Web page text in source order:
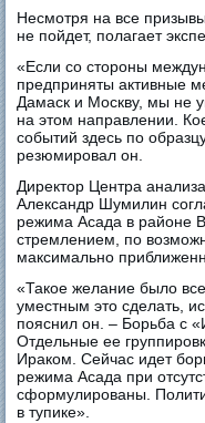
Несмотря на все
не пойдет, полагает
«Если со стороны
предприняты активные
Дамаск и Москву, мы не
на этом направлении.
событий здесь по
резюмировал он.
Директор Центра
Александр Шумилин
режима Асада в районе
стремлением, по
максимально
«Такое желание было
уместным это сделать,
пояснил он. – Борьба с
Отдельные ее
Ираком. Сейчас идет
режима Асада при
сформулированы.
в тупике».